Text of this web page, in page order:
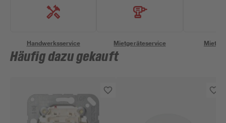
Handwerksservice Mietgeräteservice
Häufig dazu gekauft